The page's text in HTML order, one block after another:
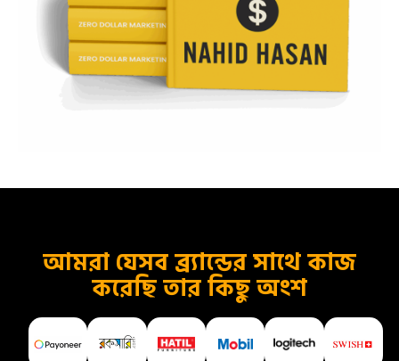
আমরা যেসব ব্র্যান্ডের সাথে কাজ
করেছি তার কিছু অংশ